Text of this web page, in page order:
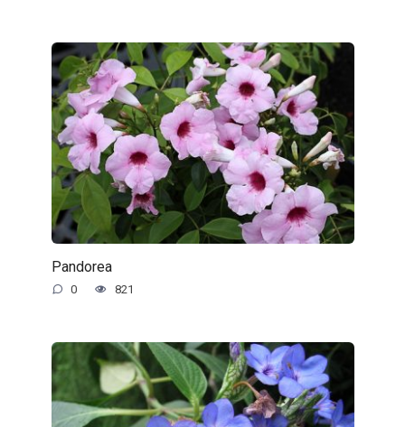
Pandorea
0 821